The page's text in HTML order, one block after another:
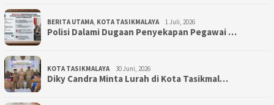
BERITA UTAMA, KOTA TASIKMALAYA 1 Juli, 2026
Polisi Dalami Dugaan Penyekapan Pegawai …
KOTA TASIKMALAYA 30 Juni, 2026
Diky Candra Minta Lurah di Kota Tasikmal…